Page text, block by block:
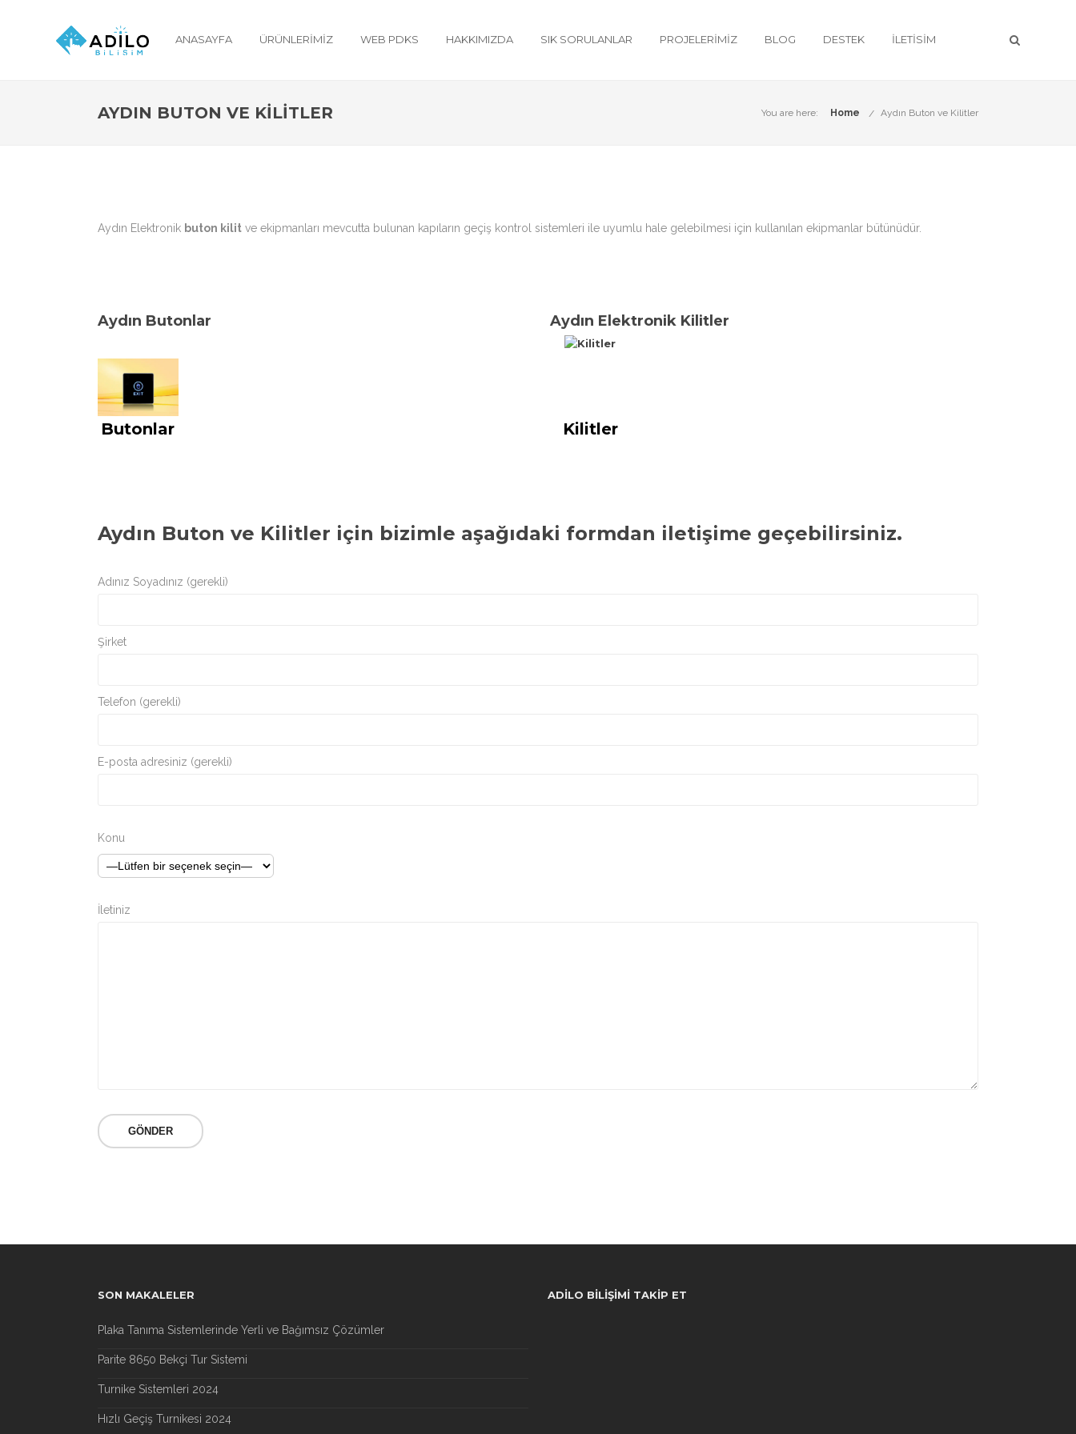
ANASAYFA ÜRÜNLERIMIZ WEB PDKS HAKKIMIZDA SIK SORULANLAR PROJELERIMIZ BLOG DESTEK İLETISIM
AYDIN BUTON VE KILITLER You are here: Home Aydın Buton ve Kilitler
Aydın Elektronik buton kilit ve ekipmanları mevcutta bulunan kapıların geçiş kontrol sistemleri ile uyumlu hale gelebilmesi için kullanılan ekipmanlar bütünüdür.
Aydın Butonlar
Butonlar
Aydın Elektronik Kilitler
Kilitler
Aydın Buton ve Kilitler için bizimle aşağıdaki formdan iletişime geçebilirsiniz.
Adınız Soyadınız (gerekli)
Şirket
Telefon (gerekli)
E-posta adresiniz (gerekli)
Konu
İletiniz
SON MAKALELER
Plaka Tanıma Sistemlerinde Yerli ve Bağımsız Çözümler
Parite 8650 Bekçi Tur Sistemi
Turnike Sistemleri 2024
Hızlı Geçiş Turnikesi 2024
ADILO BILIŞIMI TAKIP ET